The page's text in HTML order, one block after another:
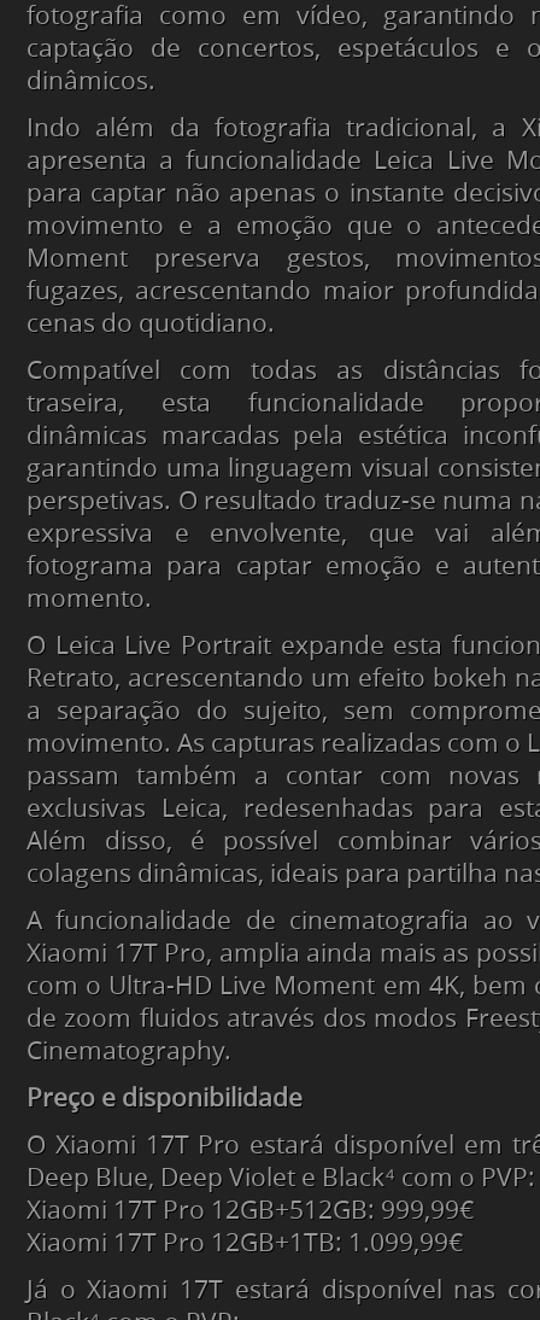
fotografia como em vídeo, garantindo
captação de concertos, espetáculos e
dinâmicos.
Indo além da fotografia tradicional, a
apresenta a funcionalidade Leica Live
para captar não apenas o instante
movimento e a emoção que o
Moment preserva gestos,
fugazes, acrescentando maior
cenas do quotidiano.
Compatível com todas as distâncias
traseira, esta funcionalidade
dinâmicas marcadas pela estética
garantindo uma linguagem visual
perspetivas. O resultado traduz-se numa
expressiva e envolvente, que vai
fotograma para captar emoção e
momento.
O Leica Live Portrait expande esta
Retrato, acrescentando um efeito bokeh
a separação do sujeito, sem
movimento. As capturas realizadas com o
passam também a contar com novas
exclusivas Leica, redesenhadas para
Além disso, é possível combinar
colagens dinâmicas, ideais para partilha
A funcionalidade de cinematografia ao
Xiaomi 17T Pro, amplia ainda mais as
com o Ultra-HD Live Moment em 4K, bem
de zoom fluidos através dos modos
Cinematography.
Preço e disponibilidade
O Xiaomi 17T Pro estará disponível em
Deep Blue, Deep Violet e Black⁴ com o PVP:
Xiaomi 17T Pro 12GB+512GB: 999,99€
Xiaomi 17T Pro 12GB+1TB: 1.099,99€
Já o Xiaomi 17T estará disponível nas